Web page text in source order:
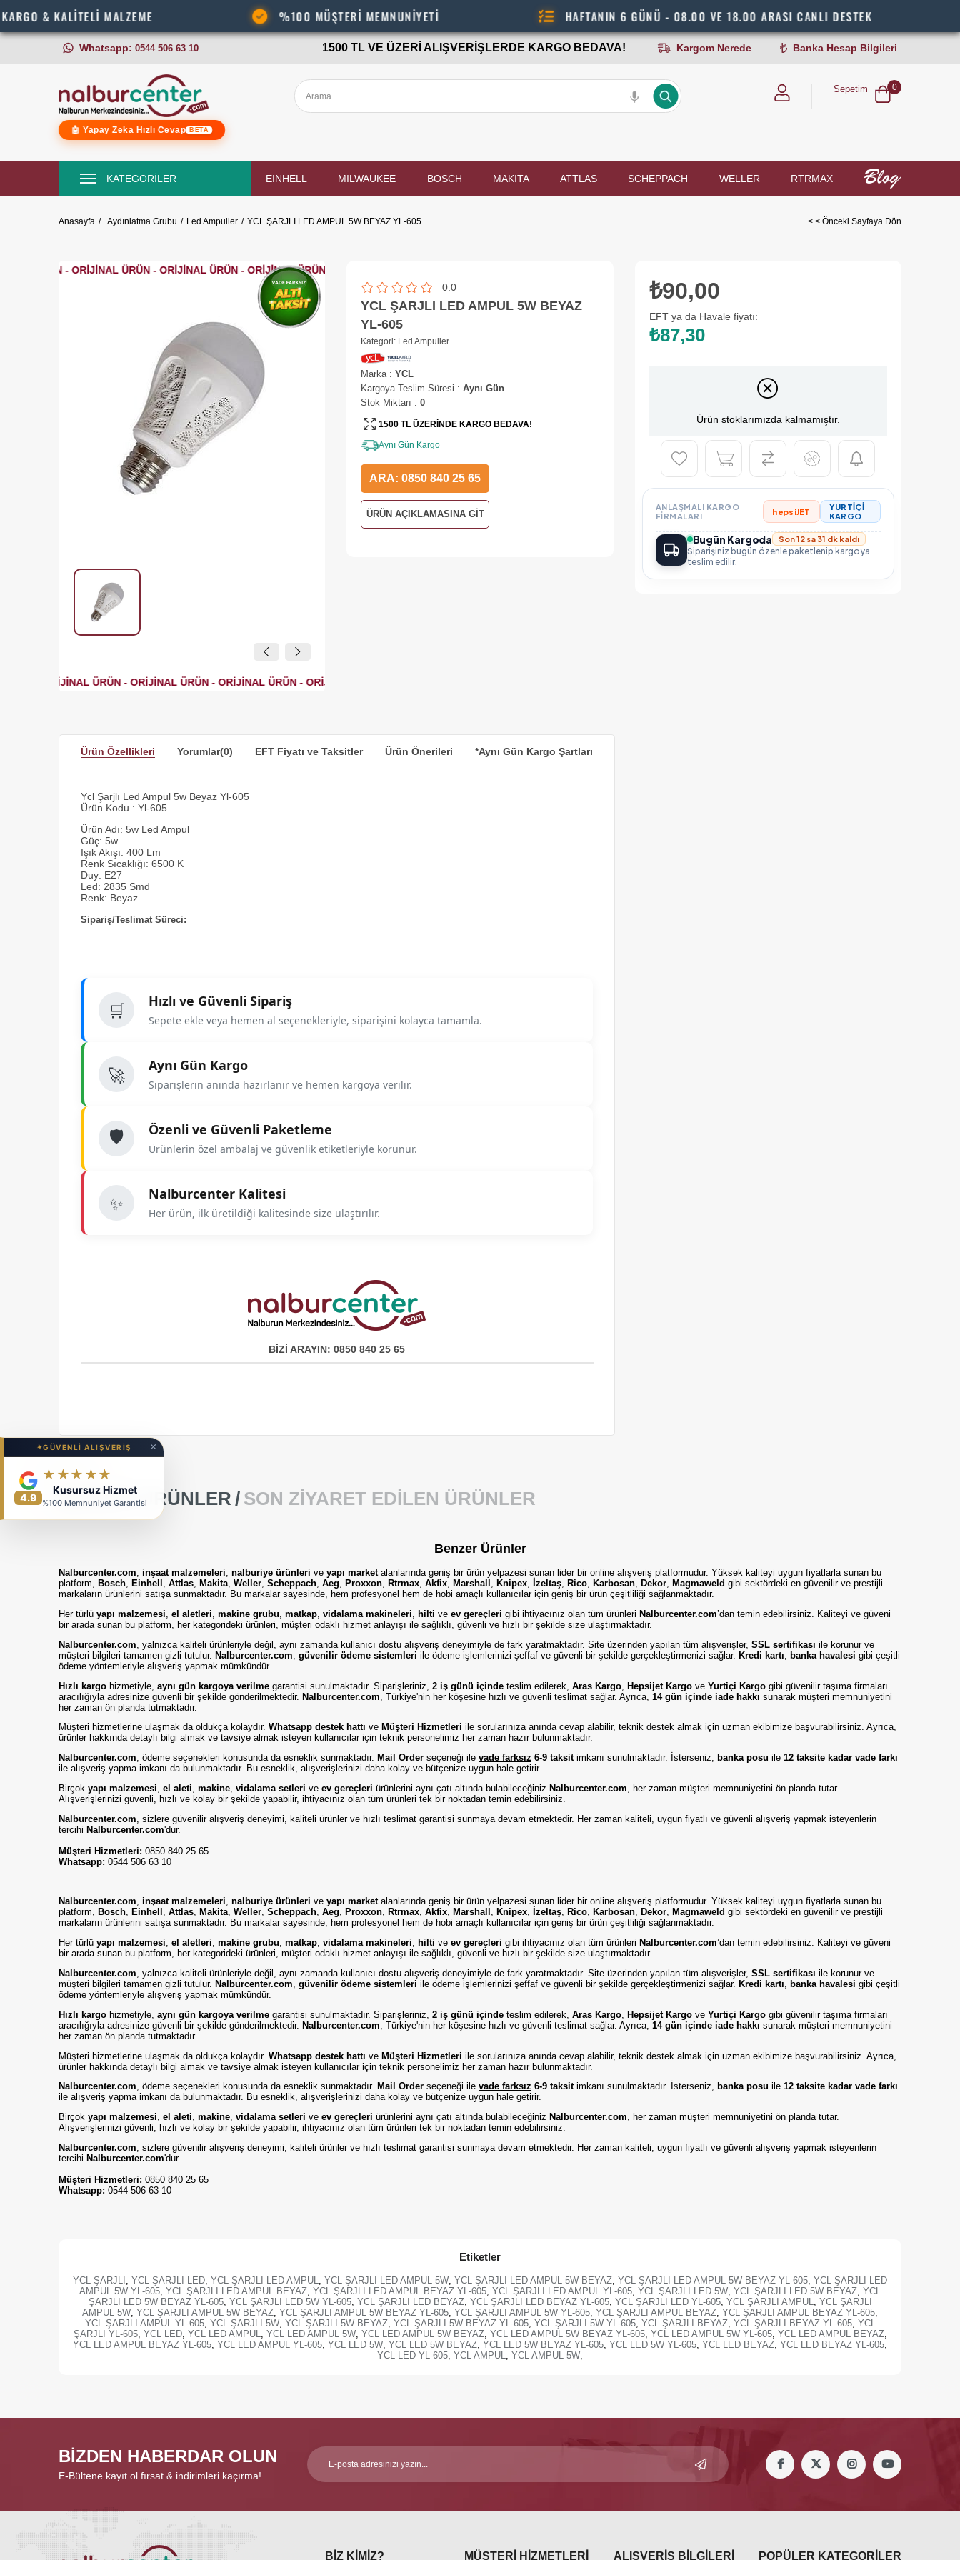
MALZEME %100 MÜŞTERİ MEMNUNİYETİ HAFTANIN 6 GÜNÜ - 08.00 VE 18.00 ARASI CANLI DESTEK
Whatsapp: 0544 506 63 10 1500 TL VE ÜZERİ ALIŞVERİŞLERDE KARGO BEDAVA! Kargom Nerede Banka Hesap Bilgileri
×
✦GÜVENLİ ALIŞVERİŞ
4.9
★★★★★
Kusursuz Hizmet
%100 Memnuniyet Garantisi
🤖 Yapay Zeka Hızlı Cevap BETA
Sepetim 0
KATEGORİLER EINHELL MILWAUKEE BOSCH MAKITA ATTLAS SCHEPPACH WELLER RTRMAX
Anasayfa Aydınlatma Grubu Led Ampuller YCL ŞARJLI LED AMPUL 5W BEYAZ YL-605 < < Önceki Sayfaya Dön
0.0
YCL ŞARJLI LED AMPUL 5W BEYAZ
YL-605
Kategori: Led Ampuller
Marka : YCL
Kargoya Teslim Süresi : Aynı Gün
Stok Miktarı : 0
1500 TL ÜZERİNDE KARGO BEDAVA!
Aynı Gün Kargo
ARA: 0850 840 25 65
ÜRÜN AÇIKLAMASINA GİT
₺90,00
EFT ya da Havale fiyatı:
₺87,30
Ürün stoklarımızda kalmamıştır.
ANLAŞMALI KARGO
FIRMALARI
hepsiJET
YURTİÇİ
KARGO
Bugün Kargoda Son 12 sa 31 dk kaldı
Siparişiniz bugün özenle paketlenip kargoya
teslim edilir.
Ürün Özellikleri Yorumlar(0) EFT Fiyatı ve Taksitler Ürün Önerileri *Aynı Gün Kargo Şartları
Ycl Şarjlı Led Ampul 5w Beyaz Yl-605
Ürün Kodu : Yl-605
Ürün Adı: 5w Led Ampul
Güç: 5w
Işık Akışı: 400 Lm
Renk Sıcaklığı: 6500 K
Duy: E27
Led: 2835 Smd
Renk: Beyaz
Sipariş/Teslimat Süreci:
🛒 Hızlı ve Güvenli Sipariş
Sepete ekle veya hemen al seçenekleriyle, siparişini kolayca tamamla.
🚀 Aynı Gün Kargo
Siparişlerin anında hazırlanır ve hemen kargoya verilir.
🛡️ Özenli ve Güvenli Paketleme
Ürünlerin özel ambalaj ve güvenlik etiketleriyle korunur.
✨ Nalburcenter Kalitesi
Her ürün, ilk üretildiği kalitesinde size ulaştırılır.
BİZİ ARAYIN: 0850 840 25 65
BENZER ÜRÜNLER SON ZIYARET EDILEN ÜRÜNLER
Benzer Ürünler
Nalburcenter.com, inşaat malzemeleri, nalburiye ürünleri ve yapı marketalanlarında geniş bir ürün yelpazesi sunan lider bir online alışveriş platformudur. Yüksek kaliteyi uygun fiyatlarla sunan bu
platform, Bosch, Einhell , Attlas, Makita, Weller, Scheppach, Aeg, Proxxon, Rtrmax, Akfix, Marshall , Knipex, İzeltaş, Rico, Karbosan, Dekor, Magmaweld gibi sektördeki en güvenilir ve prestijli
markaların ürünlerini satışa sunmaktadır. Bu markalar sayesinde, hem profesyonel hem de hobi amaçlı kullanıcılar için geniş bir ürün çeşitliliği sağlanmaktadır.
Her türlü yapı malzemesi el aletleri makine grubu matkap vidalama makineleri hilti ve ev gereçleri gibi ihtiyacınız olan tüm ürünleri Nalburcenter.com’dan temin edebilirsiniz. Kaliteyi ve güveni
bir arada sunan bu platform, her kategorideki ürünleri, müşteri odaklı hizmet anlayışı ile sağlıklı, güvenli ve hızlı bir şekilde size ulaştırmaktadır.
Nalburcenter.com , yalnızca kaliteli ürünleriyle değil, aynı zamanda kullanıcı dostu alışveriş deneyimiyle de fark yaratmaktadır. Site üzerinden yapılan tüm alışverişler, SSL sertifikası ile korunur ve
müşteri bilgileri tamamen gizli tutulur. Nalburcenter.com güvenilir ödeme sistemleri ile ödeme işlemlerinizi şeffaf ve güvenli bir şekilde gerçekleştirmenizi sağlar. Kredi kartı banka havalesi gibi çeşitli
ödeme yöntemleriyle alışveriş yapmak mümkündür.
Hızlı kargo hizmetiyle, aynı gün kargoya verilme garantisi sunulmaktadır. Siparişleriniz, 2 iş günü içinde teslim edilerek, Aras Kargo Hepsijet Kargo ve Yurtiçi Kargo gibi güvenilir taşıma firmaları
aracılığıyla adresinize güvenli bir şekilde gönderilmektedir. Nalburcenter.com , Türkiye'nin her köşesine hızlı ve güvenli teslimat sağlar. Ayrıca, 14 gün içinde iade hakkı sunarak müşteri memnuniyetini
her zaman ön planda tutmaktadır.
Müşteri hizmetlerine ulaşmak da oldukça kolaydır. Whatsapp destek hattı ve Müşteri Hizmetleri ile sorularınıza anında cevap alabilir, teknik destek almak için uzman ekibimize başvurabilirsiniz. Ayrıca,
ürünler hakkında detaylı bilgi almak ve tavsiye almak isteyen kullanıcılar için teknik personelimiz her zaman hazır bulunmaktadır.
Nalburcenter.com, ödeme seçenekleri konusunda da esneklik sunmaktadır. Mail Order seçeneği ile vade farksız 6-9 taksitimkanı sunulmaktadır. İsterseniz, banka posu ile 12 taksite kadar vade farkı
ile alışveriş yapma imkanı da bulunmaktadır. Bu esneklik, alışverişlerinizi daha kolay ve bütçenize uygun hale getirir.
Birçok yapı malzemesi el aleti makine vidalama setleri ve ev gereçleri ürünlerini aynı çatı altında bulabileceğiniz Nalburcenter.com , her zaman müşteri memnuniyetini ön planda tutar.
Alışverişlerinizi güvenli, hızlı ve kolay bir şekilde yapabilir, ihtiyacınız olan tüm ürünleri tek bir noktadan temin edebilirsiniz.
Nalburcenter.com , sizlere güvenilir alışveriş deneyimi, kaliteli ürünler ve hızlı teslimat garantisi sunmaya devam etmektedir. Her zaman kaliteli, uygun fiyatlı ve güvenli alışveriş yapmak isteyenlerin
tercihi Nalburcenter.com'dur.
Müşteri Hizmetleri: 0850 840 25 65
Whatsapp: 0544 506 63 10
Nalburcenter.com, inşaat malzemeleri, nalburiye ürünleri ve yapı marketalanlarında geniş bir ürün yelpazesi sunan lider bir online alışveriş platformudur. Yüksek kaliteyi uygun fiyatlarla sunan bu
platform, Bosch, Einhell , Attlas, Makita, Weller, Scheppach, Aeg, Proxxon, Rtrmax, Akfix, Marshall , Knipex, İzeltaş, Rico, Karbosan, Dekor, Magmaweld gibi sektördeki en güvenilir ve prestijli
markaların ürünlerini satışa sunmaktadır. Bu markalar sayesinde, hem profesyonel hem de hobi amaçlı kullanıcılar için geniş bir ürün çeşitliliği sağlanmaktadır.
Her türlü yapı malzemesi, el aletleri, makine grubu, matkap, vidalama makineleri, hilti ve ev gereçleri gibi ihtiyacınız olan tüm ürünleri Nalburcenter.com’dan temin edebilirsiniz. Kaliteyi ve güveni
bir arada sunan bu platform, her kategorideki ürünleri, müşteri odaklı hizmet anlayışı ile sağlıklı, güvenli ve hızlı bir şekilde size ulaştırmaktadır.
Nalburcenter.com , yalnızca kaliteli ürünleriyle değil, aynı zamanda kullanıcı dostu alışveriş deneyimiyle de fark yaratmaktadır. Site üzerinden yapılan tüm alışverişler, SSL sertifikası ile korunur ve
müşteri bilgileri tamamen gizli tutulur. Nalburcenter.com güvenilir ödeme sistemleri ile ödeme işlemlerinizi şeffaf ve güvenli bir şekilde gerçekleştirmenizi sağlar. Kredi kartı banka havalesi gibi çeşitli
ödeme yöntemleriyle alışveriş yapmak mümkündür.
Hızlı kargo hizmetiyle, aynı gün kargoya verilme garantisi sunulmaktadır. Siparişleriniz, 2 iş günü içinde teslim edilerek, Aras Kargo Hepsijet Kargo ve Yurtiçi Kargo gibi güvenilir taşıma firmaları
aracılığıyla adresinize güvenli bir şekilde gönderilmektedir. Nalburcenter.com , Türkiye'nin her köşesine hızlı ve güvenli teslimat sağlar. Ayrıca, 14 gün içinde iade hakkı sunarak müşteri memnuniyetini
her zaman ön planda tutmaktadır.
Müşteri hizmetlerine ulaşmak da oldukça kolaydır. Whatsapp destek hattı ve Müşteri Hizmetleri ile sorularınıza anında cevap alabilir, teknik destek almak için uzman ekibimize başvurabilirsiniz. Ayrıca,
ürünler hakkında detaylı bilgi almak ve tavsiye almak isteyen kullanıcılar için teknik personelimiz her zaman hazır bulunmaktadır.
Nalburcenter.com, ödeme seçenekleri konusunda da esneklik sunmaktadır. Mail Order seçeneği ile vade farksız 6-9 taksitimkanı sunulmaktadır. İsterseniz, banka posu ile 12 taksite kadar vade farkı
ile alışveriş yapma imkanı da bulunmaktadır. Bu esneklik, alışverişlerinizi daha kolay ve bütçenize uygun hale getirir.
Birçok yapı malzemesi, el aleti, makine, vidalama setleri ve ev gereçleri ürünlerini aynı çatı altında bulabileceğiniz Nalburcenter.com, her zaman müşteri memnuniyetini ön planda tutar.
Alışverişlerinizi güvenli, hızlı ve kolay bir şekilde yapabilir, ihtiyacınız olan tüm ürünleri tek bir noktadan temin edebilirsiniz.
Nalburcenter.com , sizlere güvenilir alışveriş deneyimi, kaliteli ürünler ve hızlı teslimat garantisi sunmaya devam etmektedir. Her zaman kaliteli, uygun fiyatlı ve güvenli alışveriş yapmak isteyenlerin
tercihi Nalburcenter.com'dur.
Müşteri Hizmetleri: 0850 840 25 65
Whatsapp: 0544 506 63 10
Etiketler
YCL ŞARJLI YCL ŞARJLI LED YCL ŞARJLI LED AMPUL YCL ŞARJLI LED AMPUL 5W YCL ŞARJLI LED AMPUL 5W BEYAZ YCL ŞARJLI LED AMPUL 5W BEYAZ YL-605 YCL ŞARJLI LED
AMPUL 5W YL-605 YCL ŞARJLI LED AMPUL BEYAZ YCL ŞARJLI LED AMPUL BEYAZ YL-605 YCL ŞARJLI LED AMPUL YL-605 YCL ŞARJLI LED 5W YCL ŞARJLI LED 5W BEYAZ YCL
ŞARJLI LED 5W BEYAZ YL-605, YCL ŞARJLI LED 5W YL-605, YCL ŞARJLI LED BEYAZ, YCL ŞARJLI LED BEYAZ YL-605, YCL ŞARJLI LED YL-605, YCL ŞARJLI AMPUL
YCL ŞARJLI
AMPUL 5W YCL ŞARJLI AMPUL 5W BEYAZ YCL ŞARJLI AMPUL 5W BEYAZ YL-605 YCL ŞARJLI AMPUL 5W YL-605 YCL ŞARJLI AMPUL BEYAZ YCL ŞARJLI AMPUL BEYAZ YL-605
YCL ŞARJLI AMPUL YL-605, YCL ŞARJLI 5W, YCL ŞARJLI 5W BEYAZ, YCL ŞARJLI 5W BEYAZ YL-605, YCL ŞARJLI 5W YL-605, YCL ŞARJLI BEYAZ, YCL ŞARJLI BEYAZ YL-605, YCL
ŞARJLI YL-605, YCL LED, YCL LED AMPUL YCL LED AMPUL 5W, YCL LED AMPUL 5W BEYAZ, YCL LED AMPUL 5W BEYAZ YL-605, YCL LED AMPUL 5W YL-605, YCL LED AMPUL BEYAZ,
YCL LED AMPUL BEYAZ YL-605 YCL LED AMPUL YL-605 YCL LED 5W YCL LED 5W BEYAZ YCL LED 5W BEYAZ YL-605 YCL LED 5W YL-605 YCL LED BEYAZ YCL LED BEYAZ YL-605
YCL LED YL-605 YCL AMPUL YCL AMPUL 5W
BİZDEN HABERDAR OLUN
E-Bültene kayıt ol fırsat & indirimleri kaçırma!
BİZ KİMİZ? MÜŞTERİ HİZMETLERİ ALIŞVERİŞ BİLGİLERİ POPÜLER KATEGORİLER